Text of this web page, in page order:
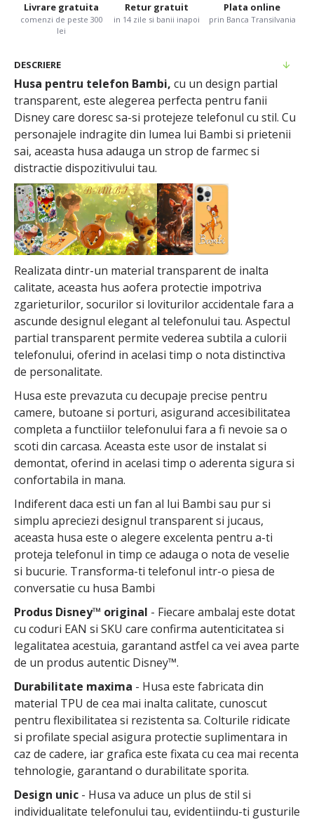
Livrare gratuita
comenzi de peste 300
lei
Retur gratuit
in 14 zile si banii inapoi
Plata online
prin Banca Transilvania
DESCRIERE
Husa pentru telefon Bambi, cu un design partial
transparent, este alegerea perfecta pentru fanii
Disney care doresc sa-si protejeze telefonul cu stil. Cu
personajele indragite din lumea lui Bambi si prietenii
sai, aceasta husa adauga un strop de farmec si
distractie dispozitivului tau.
Realizata dintr-un material transparent de inalta
calitate, aceasta hus aofera protectie impotriva
zgarieturilor, socurilor si loviturilor accidentale fara a
ascunde designul elegant al telefonului tau. Aspectul
partial transparent permite vederea subtila a culorii
telefonului, oferind in acelasi timp o nota distinctiva
de personalitate.
Husa este prevazuta cu decupaje precise pentru
camere, butoane si porturi, asigurand accesibilitatea
completa a functiilor telefonului fara a fi nevoie sa o
scoti din carcasa. Aceasta este usor de instalat si
demontat, oferind in acelasi timp o aderenta sigura si
confortabila in mana.
Indiferent daca esti un fan al lui Bambi sau pur si
simplu apreciezi designul transparent si jucaus,
aceasta husa este o alegere excelenta pentru a-ti
proteja telefonul in timp ce adauga o nota de veselie
si bucurie. Transforma-ti telefonul intr-o piesa de
conversatie cu husa Bambi
Produs Disney™ original - Fiecare ambalaj este dotat
cu coduri EAN si SKU care confirma autenticitatea si
legalitatea acestuia, garantand astfel ca vei avea parte
de un produs autentic Disney™.
Durabilitate maxima - Husa este fabricata din
material TPU de cea mai inalta calitate, cunoscut
pentru flexibilitatea si rezistenta sa. Colturile ridicate
si profilate special asigura protectie suplimentara in
caz de cadere, iar grafica este fixata cu cea mai recenta
tehnologie, garantand o durabilitate sporita.
Design unic - Husa va aduce un plus de stil si
individualitate telefonului tau, evidentiindu-ti gusturile